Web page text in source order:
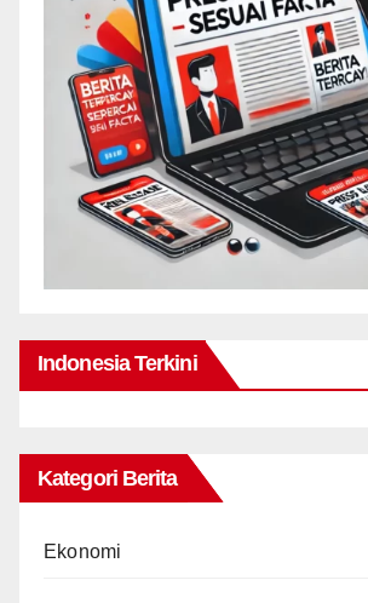
Indonesia Terkini
Kategori Berita
Ekonomi